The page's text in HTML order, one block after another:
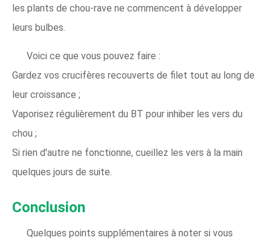
les plants de chou-rave ne commencent à développer
leurs bulbes.
Voici ce que vous pouvez faire :
Gardez vos crucifères recouverts de filet tout au long de
leur croissance ;
Vaporisez régulièrement du BT pour inhiber les vers du
chou ;
Si rien d'autre ne fonctionne, cueillez les vers à la main
quelques jours de suite.
Conclusion
Quelques points supplémentaires à noter si vous